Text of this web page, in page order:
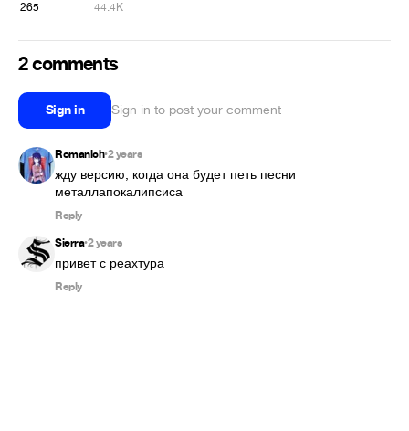
265 44.4K
2 comments
Sign in Sign in to post your comment
Romanich•2 years
жду версию, когда она будет петь песни
металлапокалипсиса
Reply
Sierra•2 years
привет с реахтура
Reply